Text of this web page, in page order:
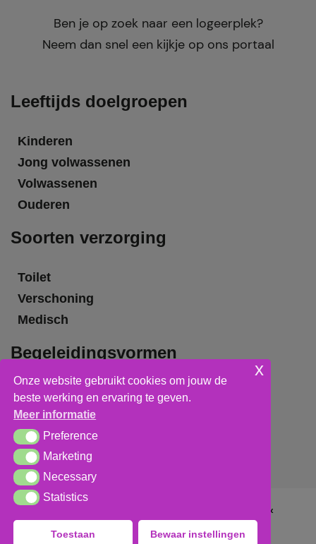
Ben je op zoek naar een logeerplek?
Neem dan snel een kijkje op ons portaal
Leeftijds doelgroepen
Kinderen
Jong volwassenen
Volwassenen
Ouderen
Soorten verzorging
Toilet
Verschoning
Medisch
Begeleidingsvormen
Grote groepsbegeleiding
Kleine groepsbegeleiding
Individuele begeleiding
&
cookieverklaring
Onze website gebruikt cookies om jouw de
beste werking en ervaring te geven.
Meer informatie
PreferencePreference
MarketingMarketing
NecessaryNecessary
StatisticsStatistics
Toestaan Bewaar instellingen
x